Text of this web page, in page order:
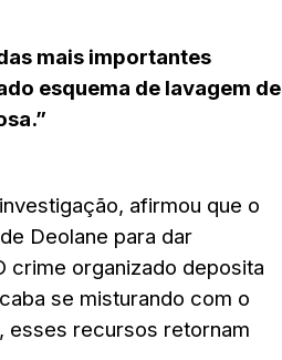
mais importantes
esquema de lavagem de
afirmou que o
Deolane para dar
crime organizado deposita
se misturando com o
esses recursos retornam